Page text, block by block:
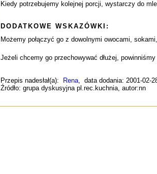
Kiedy potrzebujemy kolejnej porcji, wystarczy do
DODATKOWE WSKAZÓWKI:
Możemy połączyć go z dowolnymi owocami,
Jeżeli chcemy go przechowywać dłużej,
Przepis nadesłał(a): Rena, data dodania: 2001-02-
Źródło: grupa dyskusyjna pl.rec.kuchnia, autor:nn